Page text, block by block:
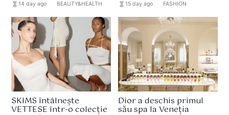
hourglass_full14 day ago BEAUTY&HEALTH hourglass_full 15 day ago FASHION
SKIMS întâlnește
VETTESE într-o colecție
Dior a deschis primul
său spa la Veneția